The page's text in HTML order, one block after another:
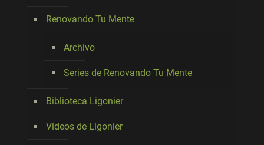
Renovando Tu Mente
Archivo
Series de Renovando Tu Mente
Biblioteca Ligonier
Videos de Ligonier